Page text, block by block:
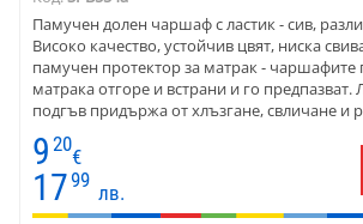
Памучен долен чаршаф с ластик - сив,
Високо качество, устойчив цвят, ниска
памучен протектор за матрак - чаршафите
матрака отгоре и встрани и го предпазват.
подгъв придържа от хлъзгане, свличане и
9 20
€
1799
лв.